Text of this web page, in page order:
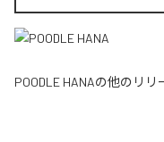
POODLE HANAの他のリリ